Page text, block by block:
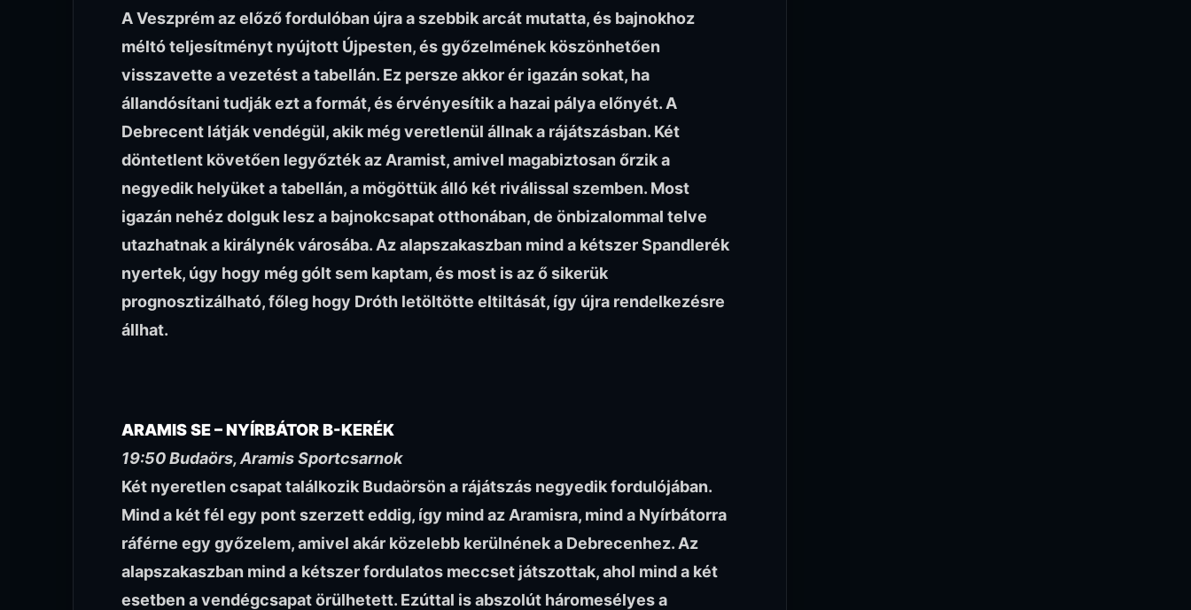
A Veszprém az előző fordulóban újra a szebbik arcát mutatta, és bajnokhoz
méltó teljesítményt nyújtott Újpesten, és győzelmének köszönhetően
visszavette a vezetést a tabellán. Ez persze akkor ér igazán sokat, ha
állandósítani tudják ezt a formát, és érvényesítik a hazai pálya előnyét. A
Debrecent látják vendégül, akik még veretlenül állnak a rájátszásban. Két
döntetlent követően legyőzték az Aramist, amivel magabiztosan őrzik a
negyedik helyüket a tabellán, a mögöttük álló két riválissal szemben. Most
igazán nehéz dolguk lesz a bajnokcsapat otthonában, de önbizalommal telve
utazhatnak a királynék városába. Az alapszakaszban mind a kétszer Spandlerék
nyertek, úgy hogy még gólt sem kaptam, és most is az ő sikerük
prognosztizálható, főleg hogy Dróth letöltötte eltiltását, így újra rendelkezésre
állhat.
ARAMIS SE – NYÍRBÁTOR B-KERÉK
19:50 Budaörs, Aramis Sportcsarnok
Két nyeretlen csapat találkozik Budaörsön a rájátszás negyedik fordulójában.
Mind a két fél egy pont szerzett eddig, így mind az Aramisra, mind a Nyírbátorra
ráférne egy győzelem, amivel akár közelebb kerülnének a Debrecenhez. Az
alapszakaszban mind a kétszer fordulatos meccset játszottak, ahol mind a két
esetben a vendégcsapat örülhetett. Ezúttal is abszolút háromesélyes a